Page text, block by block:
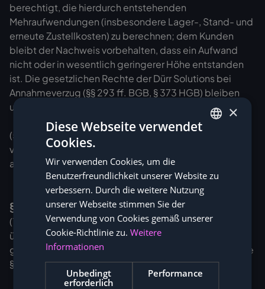
berechtigt, die hierdurch entstehenden
Mehraufwendungen (insbesondere Lager-, Stand- und
erneute Zustellkosten) zu berechnen; dem Kunden
bleibt der Nachweis vorbehalten, dass ein Aufwand
nicht oder in wesentlich geringerer Höhe entstanden
ist. Die gesetzlichen Rechte der Dürr Solutions bei
Annahmeverzug (§§ 293 ff. BGB, § 373 HGB) bleiben
unberührt.
(5) Lieferung und Leistungsbeginn erfolgen erst nach
vollständigem Zahlungseingang, soweit nicht
ausdrücklich etwas anderes vereinbart ist.
§ 7 Allgemeine Gewährleistung
(1) Für Sach- und Rechtsmängel der gelieferten Artikel
übernimmt die Dürr Solutions die Haftung gemäß den
geltenden gesetzlichen Bestimmungen, insbesondere
§§ 434 ff. BGB.
×
Diese Webseite verwendet
Cookies.
Wir verwenden Cookies, um die
Benutzerfreundlichkeit unserer Website zu
verbessern. Durch die weitere Nutzung
unserer Webseite stimmen Sie der
Verwendung von Cookies gemäß unserer
Cookie-Richtlinie zu. Weitere
Informationen
Unbedingt
erforderlich
Performance